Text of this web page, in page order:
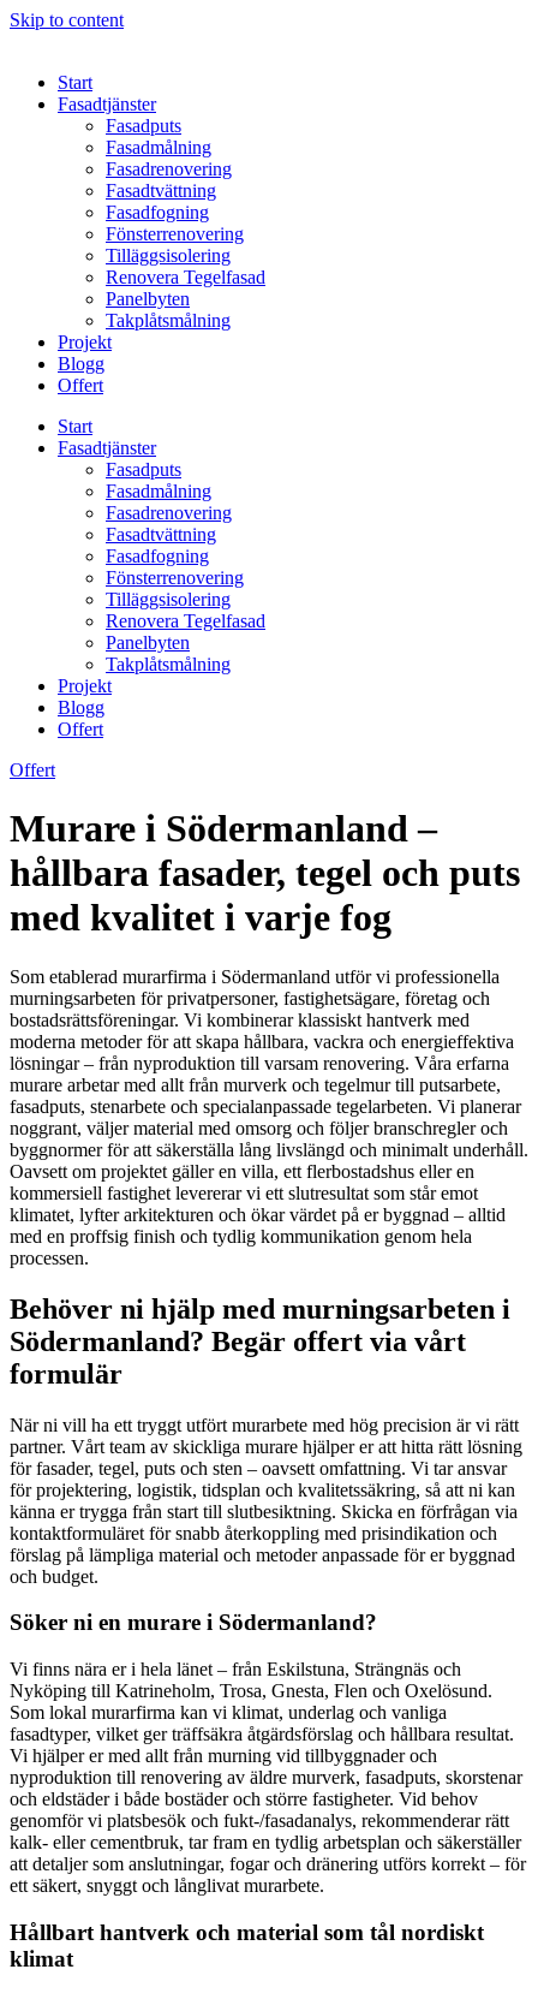
Skip to content
Start
Fasadtjänster
Fasadputs
Fasadmålning
Fasadrenovering
Fasadtvättning
Fasadfogning
Fönsterrenovering
Tilläggsisolering
Renovera Tegelfasad
Panelbyten
Takplåtsmålning
Projekt
Blogg
Offert
Start
Fasadtjänster
Fasadputs
Fasadmålning
Fasadrenovering
Fasadtvättning
Fasadfogning
Fönsterrenovering
Tilläggsisolering
Renovera Tegelfasad
Panelbyten
Takplåtsmålning
Projekt
Blogg
Offert
Offert
Murare i Södermanland –
hållbara fasader, tegel och puts
med kvalitet i varje fog
Som etablerad murarfirma i Södermanland utför vi professionella
murningsarbeten för privatpersoner, fastighetsägare, företag och
bostadsrättsföreningar. Vi kombinerar klassiskt hantverk med
moderna metoder för att skapa hållbara, vackra och energieffektiva
lösningar – från nyproduktion till varsam renovering. Våra erfarna
murare arbetar med allt från murverk och tegelmur till putsarbete,
fasadputs, stenarbete och specialanpassade tegelarbeten. Vi planerar
noggrant, väljer material med omsorg och följer branschregler och
byggnormer för att säkerställa lång livslängd och minimalt underhåll.
Oavsett om projektet gäller en villa, ett flerbostadshus eller en
kommersiell fastighet levererar vi ett slutresultat som står emot
klimatet, lyfter arkitekturen och ökar värdet på er byggnad – alltid
med en proffsig finish och tydlig kommunikation genom hela
processen.
Behöver ni hjälp med murningsarbeten i
Södermanland? Begär offert via vårt
formulär
När ni vill ha ett tryggt utfört murarbete med hög precision är vi rätt
partner. Vårt team av skickliga murare hjälper er att hitta rätt lösning
för fasader, tegel, puts och sten – oavsett omfattning. Vi tar ansvar
för projektering, logistik, tidsplan och kvalitetssäkring, så att ni kan
känna er trygga från start till slutbesiktning. Skicka en förfrågan via
kontaktformuläret för snabb återkoppling med prisindikation och
förslag på lämpliga material och metoder anpassade för er byggnad
och budget.
Söker ni en murare i Södermanland?
Vi finns nära er i hela länet – från Eskilstuna, Strängnäs och
Nyköping till Katrineholm, Trosa, Gnesta, Flen och Oxelösund.
Som lokal murarfirma kan vi klimat, underlag och vanliga
fasadtyper, vilket ger träffsäkra åtgärdsförslag och hållbara resultat.
Vi hjälper er med allt från murning vid tillbyggnader och
nyproduktion till renovering av äldre murverk, fasadputs, skorstenar
och eldstäder i både bostäder och större fastigheter. Vid behov
genomför vi platsbesök och fukt-/fasadanalys, rekommenderar rätt
kalk- eller cementbruk, tar fram en tydlig arbetsplan och säkerställer
att detaljer som anslutningar, fogar och dränering utförs korrekt – för
ett säkert, snyggt och långlivat murarbete.
Hållbart hantverk och material som tål nordiskt
klimat